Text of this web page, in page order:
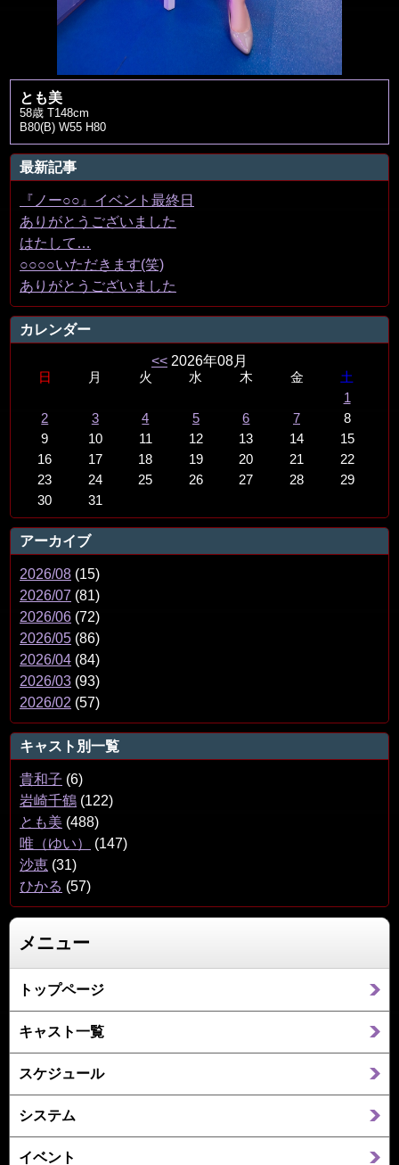
とも美
58歳 T148cm
B80(B) W55 H80
最新記事
『ノー○○』イベント最終日
ありがとうございました
はたして…
○○○○いただきます(笑)
ありがとうございました
カレンダー
<< 2026年08月
日 月 火 水 木 金
土
1
2
3 4 5 6 7
8
9
10 11 12 13 14
15
16
17 18 19 20 21
22
23
24 25 26 27 28
29
30
31
アーカイブ
2026/08 (15)
2026/07 (81)
2026/06 (72)
2026/05 (86)
2026/04 (84)
2026/03 (93)
2026/02 (57)
キャスト別一覧
貴和子 (6)
岩崎千鶴 (122)
とも美 (488)
唯（ゆい）
(147)
沙恵 (31)
ひかる (57)
メニュー
トップページ
キャスト一覧
スケジュール
システム
イベント